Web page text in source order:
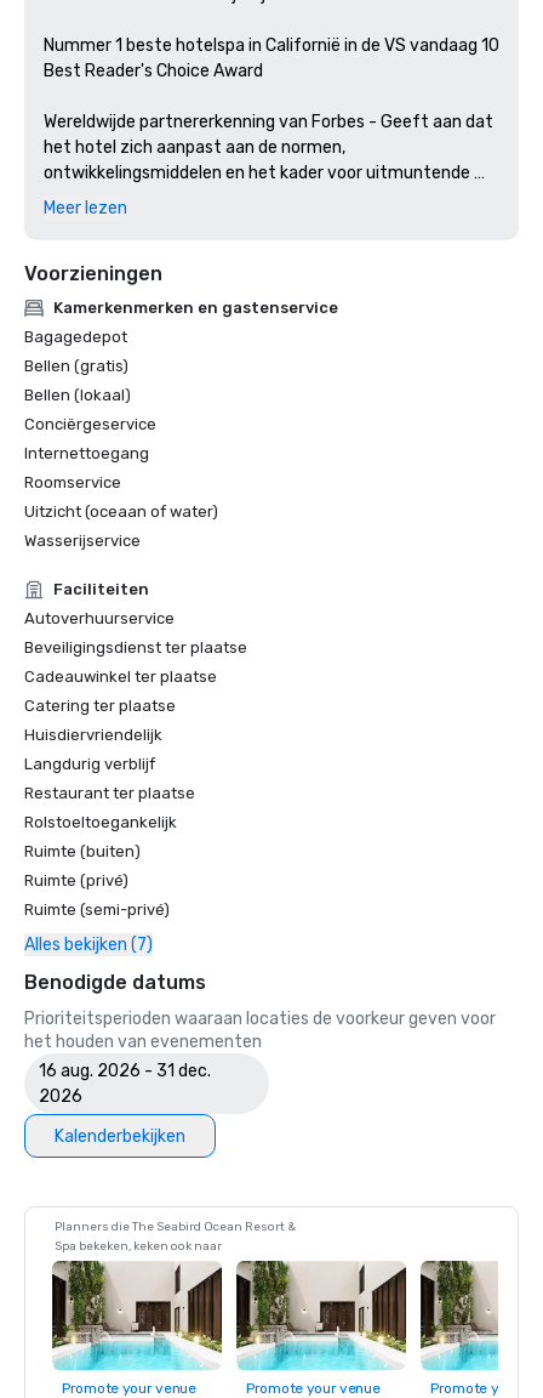
Nummer 1 beste hotelspa in Californië in de VS vandaag 10
Best Reader's Choice Award
Wereldwijde partnererkenning van Forbes - Geeft aan dat
het hotel zich aanpast aan de normen,
ontwikkelingsmiddelen en het kader voor uitmuntende
dienstverlening van de Gids.
opeenvolgende jaren in USA Today: 10Best Reader's
Choice Award
Meer lezen
Voorzieningen
Kamerkenmerken en gastenservice
Bagagedepot
Bellen (gratis)
Bellen (lokaal)
Conciërgeservice
Internettoegang
Roomservice
Uitzicht (oceaan of water)
Wasserijservice
Faciliteiten
Autoverhuurservice
Beveiligingsdienst ter plaatse
Cadeauwinkel ter plaatse
Catering ter plaatse
Huisdiervriendelijk
Langdurig verblijf
Restaurant ter plaatse
Rolstoeltoegankelijk
Ruimte (buiten)
Ruimte (privé)
Ruimte (semi-privé)
Alles bekijken (7)
Benodigde datums
Prioriteitsperioden waaraan locaties de voorkeur geven voor
het houden van evenementen
16 aug. 2026 - 31 dec.
2026
Kalenderbekijken
Planners die The Seabird Ocean Resort &
Spa bekeken, keken ook naar
Promote your venue Promote your venue Promote your